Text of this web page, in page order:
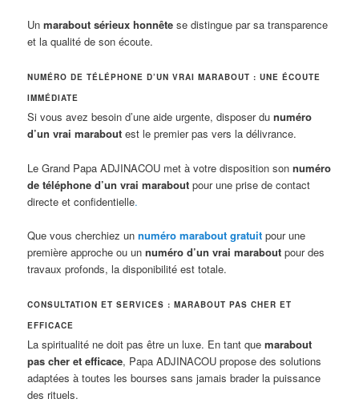
Unmarabout sérieux honnête se distingue par sa transparence
et la qualité de son écoute.
NUMÉRO DE TÉLÉPHONE D’UN VRAI MARABOUT : UNE ÉCOUTE
IMMÉDIATE
Si vous avez besoin d’une aide urgente, disposer dunuméro
d’un vrai marabout est le premier pas vers la délivrance.
Le Grand Papa ADJINACOU met à votre disposition sonnuméro
de téléphone d’un vrai marabout pour une prise de contact
directe et confidentielle.
Que vous cherchiez unnuméro marabout gratuit pour une
première approche ou unnuméro d’un vrai marabout pour des
travaux profonds, la disponibilité est totale.
CONSULTATION ET SERVICES : MARABOUT PAS CHER ET
EFFICACE
La spiritualité ne doit pas être un luxe. En tant quemarabout
pas cher et efficace, Papa ADJINACOU propose des solutions
adaptées à toutes les bourses sans jamais brader la puissance
des rituels.